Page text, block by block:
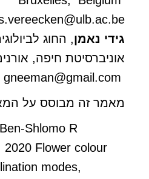
גידי נאמן, החוג
אוניברסיטת חיפה,
gneeman@gmail.com
מאמר זה מבוסס על
Shlomo R
2020 Flower colour
modes,